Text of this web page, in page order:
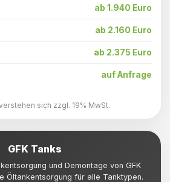
ab 1.940 Euro
ab 2.160 Euro
ab 2.375 Euro
auf Anfrage
sich zzgl. 19% MwSt.
GFK Tanks
und Demontage von GFK
Öltankentsorgung für alle Tanktypen.